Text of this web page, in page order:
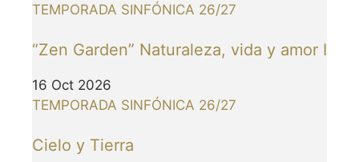
TEMPORADA SINFÓNICA 26/27
“Zen Garden” Naturaleza, vida y amor I
16 Oct 2026
TEMPORADA SINFÓNICA 26/27
Cielo y Tierra